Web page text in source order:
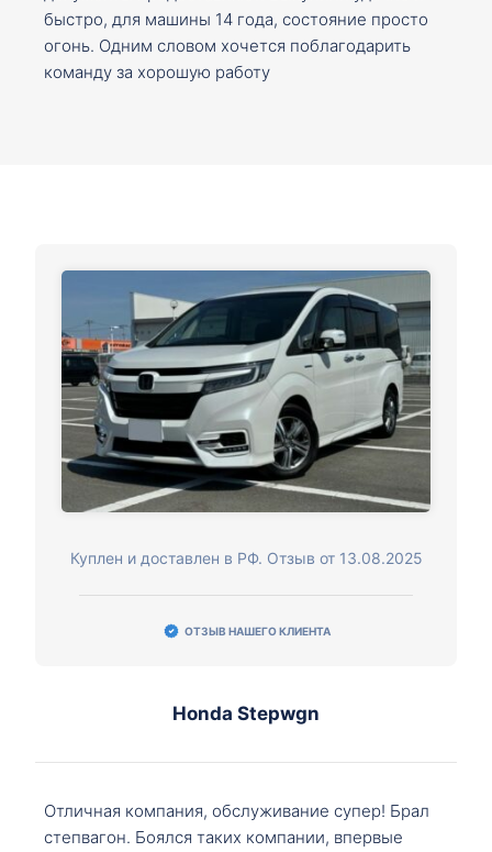
быстро, для машины 14 года, состояние просто
огонь. Одним словом хочется поблагодарить
команду за хорошую работу
Куплен и доставлен в РФ. Отзыв от 13.08.2025
ОТЗЫВ НАШЕГО КЛИЕНТА
Honda Stepwgn
Отличная компания, обслуживание супер! Брал
степвагон. Боялся таких компании, впервые